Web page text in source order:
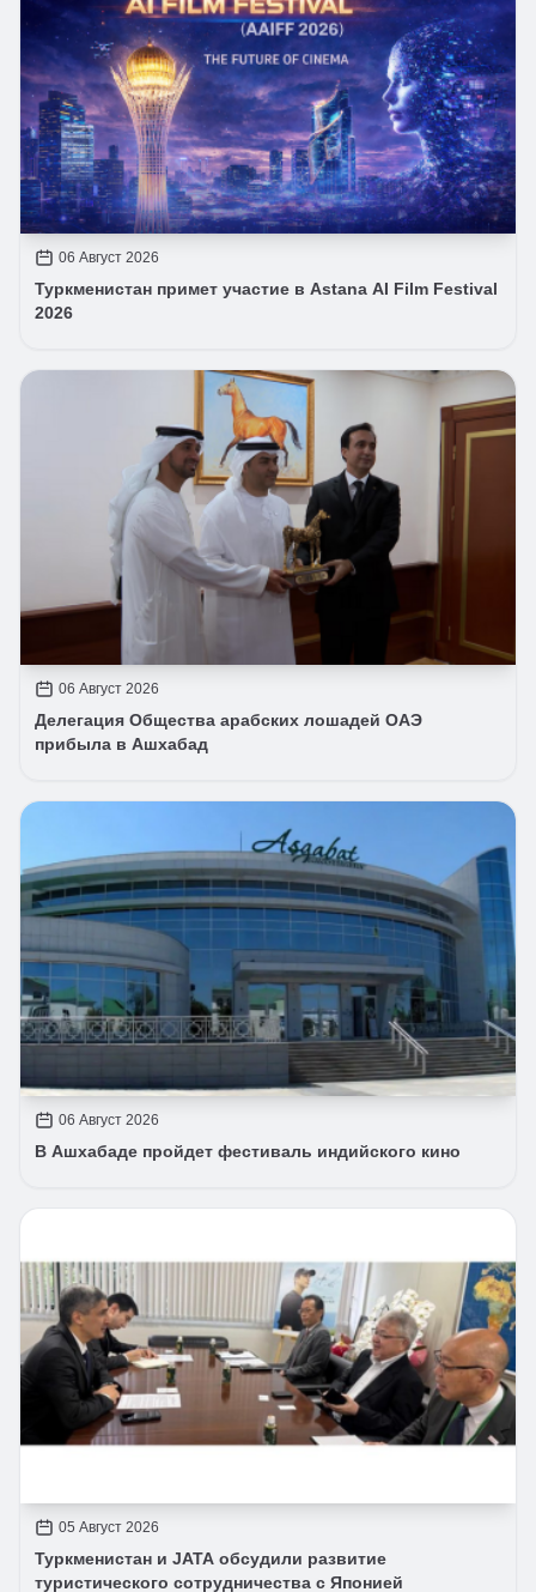
06 Август 2026
Туркменистан примет участие в Astana AI Film Festival
2026
06 Август 2026
Делегация Общества арабских лошадей ОАЭ
прибыла в Ашхабад
06 Август 2026
В Ашхабаде пройдет фестиваль индийского кино
05 Август 2026
Туркменистан и JATA обсудили развитие
туристического сотрудничества с Японией